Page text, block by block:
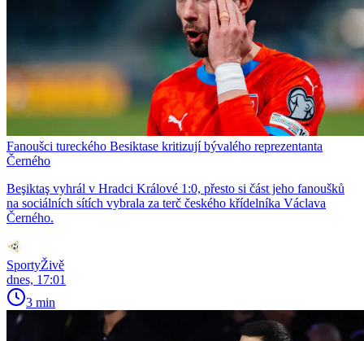
Fanoušci tureckého Besiktase kritizují bývalého reprezentanta
Černého
Beşiktaş vyhrál v Hradci Králové 1:0, přesto si část jeho fanoušků
na sociálních sítích vybrala za terč českého křídelníka Václava
Černého.
SportyŽivě
dnes, 17:01
3 min